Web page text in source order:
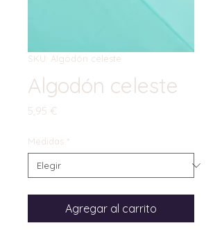
SKU: Algodón celeste
Algodón celeste
5,95 €
Medidas *
Agregar al carrito